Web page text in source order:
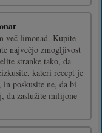
več limonad. Kupite
največjo zmogljivost
stranke tako, da
kateri recept je
poskusite ne, da bi
da zaslužite milijone